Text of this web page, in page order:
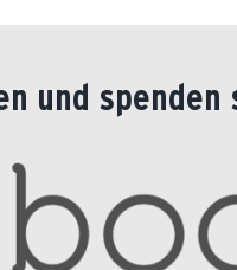
und spenden